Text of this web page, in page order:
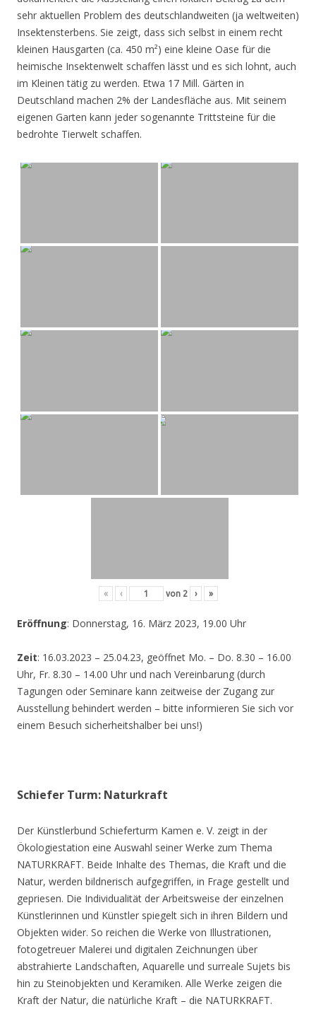
sehr aktuellen Problem des deutschlandweiten (ja weltweiten)
Insektensterbens. Sie zeigt, dass sich selbst in einem recht
kleinen Hausgarten (ca. 450 m²) eine kleine Oase für die
heimische Insektenwelt schaffen lässt und es sich lohnt, auch
im Kleinen tätig zu werden. Etwa 17 Mill. Gärten in
Deutschland machen 2% der Landesfläche aus. Mit seinem
eigenen Garten kann jeder sogenannte Trittsteine für die
bedrohte Tierwelt schaffen.
« ‹ von 2 › »
Eröffnung: Donnerstag, 16. März 2023, 19.00 Uhr
Zeit: 16.03.2023 – 25.04.23, geöffnet Mo. – Do. 8.30 – 16.00
Uhr, Fr. 8.30 – 14.00 Uhr und nach Vereinbarung (durch
Tagungen oder Seminare kann zeitweise der Zugang zur
Ausstellung behindert werden – bitte informieren Sie sich vor
einem Besuch sicherheitshalber bei uns!)
Schiefer Turm: Naturkraft
Der Künstlerbund Schieferturm Kamen e. V. zeigt in der
Ökologiestation eine Auswahl seiner Werke zum Thema
NATURKRAFT. Beide Inhalte des Themas, die Kraft und die
Natur, werden bildnerisch aufgegriffen, in Frage gestellt und
gepriesen. Die Individualität der Arbeitsweise der einzelnen
Künstlerinnen und Künstler spiegelt sich in ihren Bildern und
Objekten wider. So reichen die Werke von Illustrationen,
fotogetreuer Malerei und digitalen Zeichnungen über
abstrahierte Landschaften, Aquarelle und surreale Sujets bis
hin zu Steinobjekten und Keramiken. Alle Werke zeigen die
Kraft der Natur, die natürliche Kraft – die NATURKRAFT.